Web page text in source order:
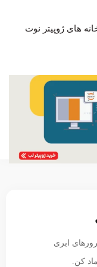
های ژوپیتر نوت
ابری
کن.